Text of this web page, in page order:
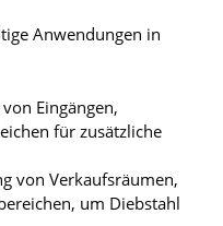
Anwendungen in
Eingängen,
für zusätzliche
von Verkaufsräumen,
um Diebstahl